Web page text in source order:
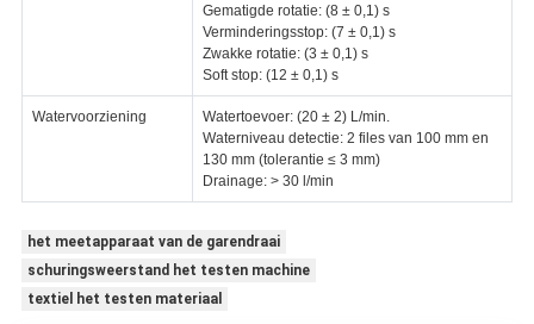
Gematigde rotatie: (8 ± 0,1) s
Verminderingsstop: (7 ± 0,1) s
Zwakke rotatie: (3 ± 0,1) s
Soft stop: (12 ± 0,1) s
Watervoorziening
Watertoevoer: (20 ± 2) L/min.
Waterniveau detectie: 2 files van 100 mm en
130 mm (tolerantie ≤ 3 mm)
Drainage: > 30 l/min
het meetapparaat van de garendraai
schuringsweerstand het testen machine
textiel het testen materiaal